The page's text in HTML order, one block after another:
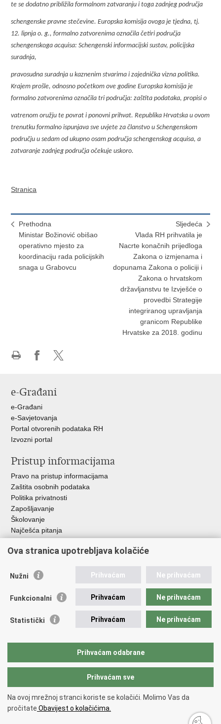
te se dodatno približila formalnom zatvaranju i toga zadnjeg područja
schengenske pravne stečevine. Europska komisija ovoga je tjedna, tj.
12. lipnja o. g., formalno zatvorenima označila četiri područja
schengenskoga acquisa: Schengenski informacijski sustav, policijska
suradnja,
pravosudna suradnja u kaznenim stvarima i zajednička vizna politika.
Krajem prošle, odnosno početkom ove godine Europska komisija je
formalno zatvorenima označila tri područja: zaštita podataka, propisi o
vatrenom oružju te povrat i ponovni prihvat. Republika Hrvatska u ovom
trenutku formalno ispunjava sve uvjete za članstvo u Schengenskom
području u sedam od ukupno osam područja schengenskog acquisa, a
zatvaranje zadnjeg područja očekuje uskoro.
Stranica
Prethodna
Ministar Božinović obišao
operativno mjesto za
koordinaciju rada policijskih
snaga u Grabovcu
Sljedeća
Vlada RH prihvatila je
Nacrte konačnih prijedloga
Zakona o izmjenama i
dopunama Zakona o policiji i
Zakona o hrvatskom
državljanstvu te Izvješće o
provedbi Strategije
integriranog upravljanja
granicom Republike
Hrvatske za 2018. godinu
Facebooku
X-
e-Građani
e-Građani
e-Savjetovanja
Portal otvorenih podataka RH
Izvozni portal
Pristup informacijama
Pravo na pristup informacijama
Zaštita osobnih podataka
Politika privatnosti
Zapošljavanje
Školovanje
Najčešća pitanja
Važne poveznice
EMN Nacionalna kontaktna točka za Republiku Hrvatsku
Policijska akademija
Zaklada policijske solidarnosti
Udruge
Copyright © 2026 Ministarstvo unutarnjih poslova Republike Hrvatske.
Uvjeti korištenja.Izjava o pristupačnosti
Ova stranica upotrebljava kolačiće
Nužni Prihvaćam Ne prihvaćam
Funkcionalni Prihvaćam Ne prihvaćam
Statistički Prihvaćam Ne prihvaćam
Prihvaćam odabrane
Prihvaćam sve
Na ovoj mrežnoj stranci koriste se kolačići. Molimo Vas da
pročitate Obavijest o kolačićima.